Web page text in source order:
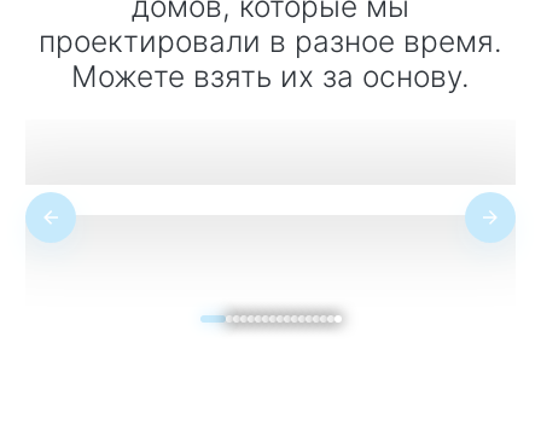
проектировали в разное время.
Можете взять их за основу.